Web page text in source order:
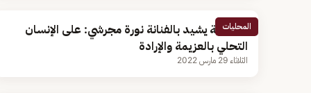
المحليات
أمير مكة يشيد بالفنانة نورة مجرشي: على الإنسان
التحلي بالعزيمة والإرادة
الثلاثاء 29 مارس 2022